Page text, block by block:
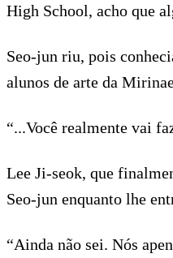
High School, acho que
Seo-jun riu, pois
alunos de arte da
“...Você realmente vai
Lee Ji-seok, que
Seo-jun enquanto lhe
“Ainda não sei. Nós